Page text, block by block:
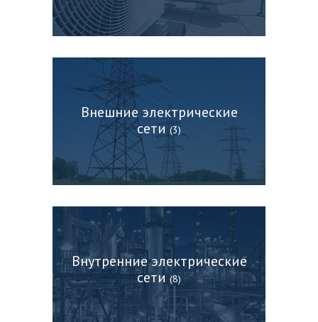
Внешние электрические
сети (3)
Внутренние электрические
сети(8)